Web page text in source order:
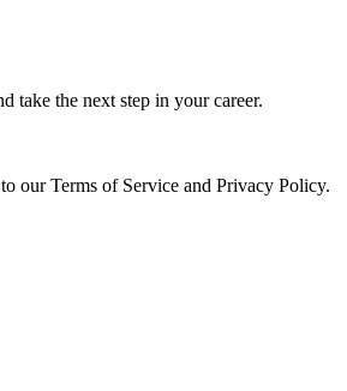
take the next step in your career.
our Terms of Service and Privacy Policy.